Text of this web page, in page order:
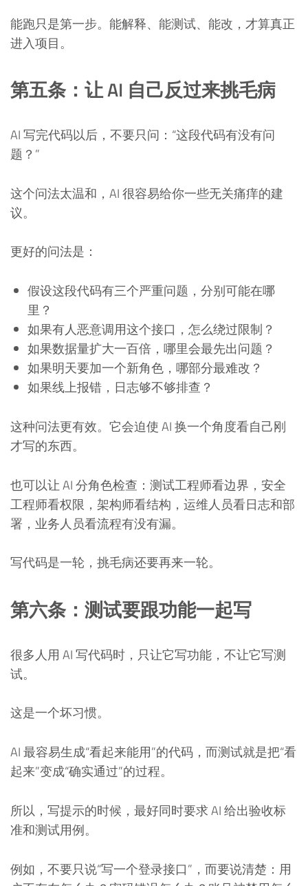
能跑只是第一步。能解释、能测试、能改，才算真正
进入项目。
第五条：让 AI 自己反过来挑毛病
AI 写完代码以后，不要只问：“这段代码有没有问
题？”
这个问法太温和，AI 很容易给你一些无关痛痒的建
议。
更好的问法是：
假设这段代码有三个严重问题，分别可能在哪
里？
如果有人恶意调用这个接口，怎么绕过限制？
如果数据量扩大一百倍，哪里会最先出问题？
如果明天要加一个新角色，哪部分最难改？
如果线上报错，日志够不够排查？
这种问法更有效。它会迫使 AI 换一个角度看自己刚
才写的东西。
也可以让 AI 分角色检查：测试工程师看边界，安全
工程师看权限，架构师看结构，运维人员看日志和部
署，业务人员看流程有没有漏。
写代码是一轮，挑毛病还要再来一轮。
第六条：测试要跟功能一起写
很多人用 AI 写代码时，只让它写功能，不让它写测
试。
这是一个坏习惯。
AI 最容易生成“看起来能用”的代码，而测试就是把“看
起来”变成“确实通过”的过程。
所以，写提示的时候，最好同时要求 AI 给出验收标
准和测试用例。
例如，不要只说“写一个登录接口”，而要说清楚：用